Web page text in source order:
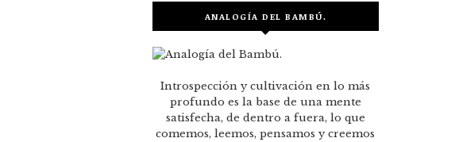
ANALOGÍA DEL BAMBÚ.
Introspección y cultivación en lo más
profundo es la base de una mente
satisfecha, de dentro a fuera, lo que
comemos, leemos, pensamos y creemos